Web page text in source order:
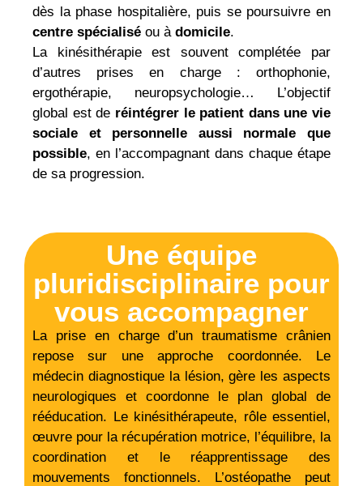
dès la phase hospitalière, puis se poursuivre en
centre spécialisé ou à domicile.
La kinésithérapie est souvent complétée par
d’autres prises en charge : orthophonie,
ergothérapie, neuropsychologie… L’objectif
global est de réintégrer le patient dans une vie
sociale et personnelle aussi normale que
possible, en l’accompagnant dans chaque étape
de sa progression.
Une équipe
pluridisciplinaire pour
vous accompagner
La prise en charge d’un traumatisme crânien
repose sur une approche coordonnée. Le
médecin diagnostique la lésion, gère les aspects
neurologiques et coordonne le plan global de
rééducation. Le kinésithérapeute, rôle essentiel,
œuvre pour la récupération motrice, l’équilibre, la
coordination et le réapprentissage des
mouvements fonctionnels. L’ostéopathe peut